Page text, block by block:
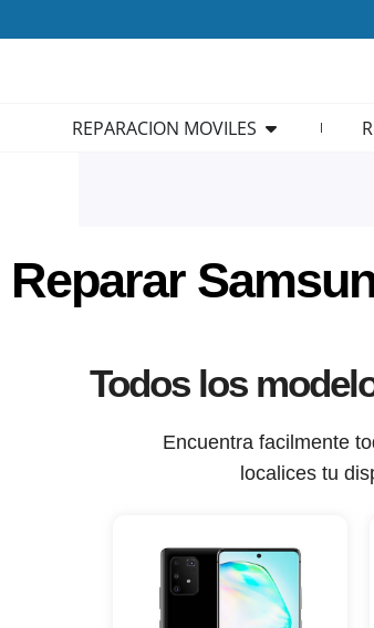
al
REPARACION MOVILES Open
Reparar
Todos los
Encuentra facilmente
localices tu